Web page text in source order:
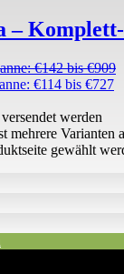
–
€142 bis €909
€114 bis €727
werden
mehrere Varianten
gewählt